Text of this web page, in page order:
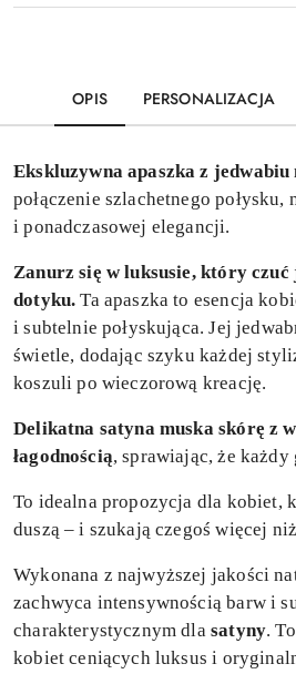
OPIS PERSONALIZACJA
Ekskluzywna apaszka z
połączenie szlachetnego
i ponadczasowej elegancji.
Zanurz się w luksusie, który
dotyku. Ta apaszka to esencja
i subtelnie połyskująca. Jej
świetle, dodając szyku każdej
koszuli po wieczorową kreację.
Delikatna satyna muska skórę z
łagodnością, sprawiając, że
To idealna propozycja dla kobiet,
duszą – i szukają czegoś więcej
Wykonana z najwyższej jakości
zachwyca intensywnością barw i
charakterystycznym dla satyny.
kobiet ceniących luksus i